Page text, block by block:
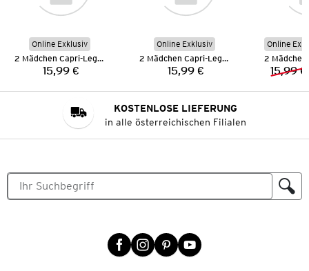
Online Exklusiv
2 Mädchen Capri-Leggings
Preis:
15,99 €
Online Exklusiv
2 Mädchen Capri-Leggings
Preis:
15,99 €
Online
15,99 €
KOSTENLOSE LIEFERUNG
in alle österreichischen Filialen